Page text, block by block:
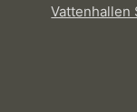
Vattenhallen